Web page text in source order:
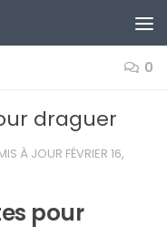
0
draguer
À JOUR FÉVRIER 16,
pour